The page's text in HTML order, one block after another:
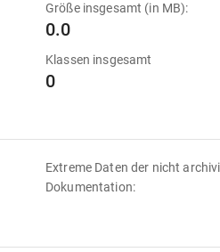
Größe insgesamt (in MB):
0.0
Klassen insgesamt
0
Extreme Daten der nicht
Dokumentation: